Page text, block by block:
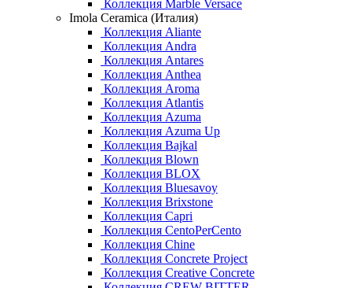
Коллекция Marble Versace
Imola Ceramica (Италия)
Коллекция Aliante
Коллекция Andra
Коллекция Antares
Коллекция Anthea
Коллекция Aroma
Коллекция Atlantis
Коллекция Azuma
Коллекция Azuma Up
Коллекция Bajkal
Коллекция Blown
Коллекция BLOX
Коллекция Bluesavoy
Коллекция Brixstone
Коллекция Capri
Коллекция CentoPerCento
Коллекция Chine
Коллекция Concrete Project
Коллекция Creative Concrete